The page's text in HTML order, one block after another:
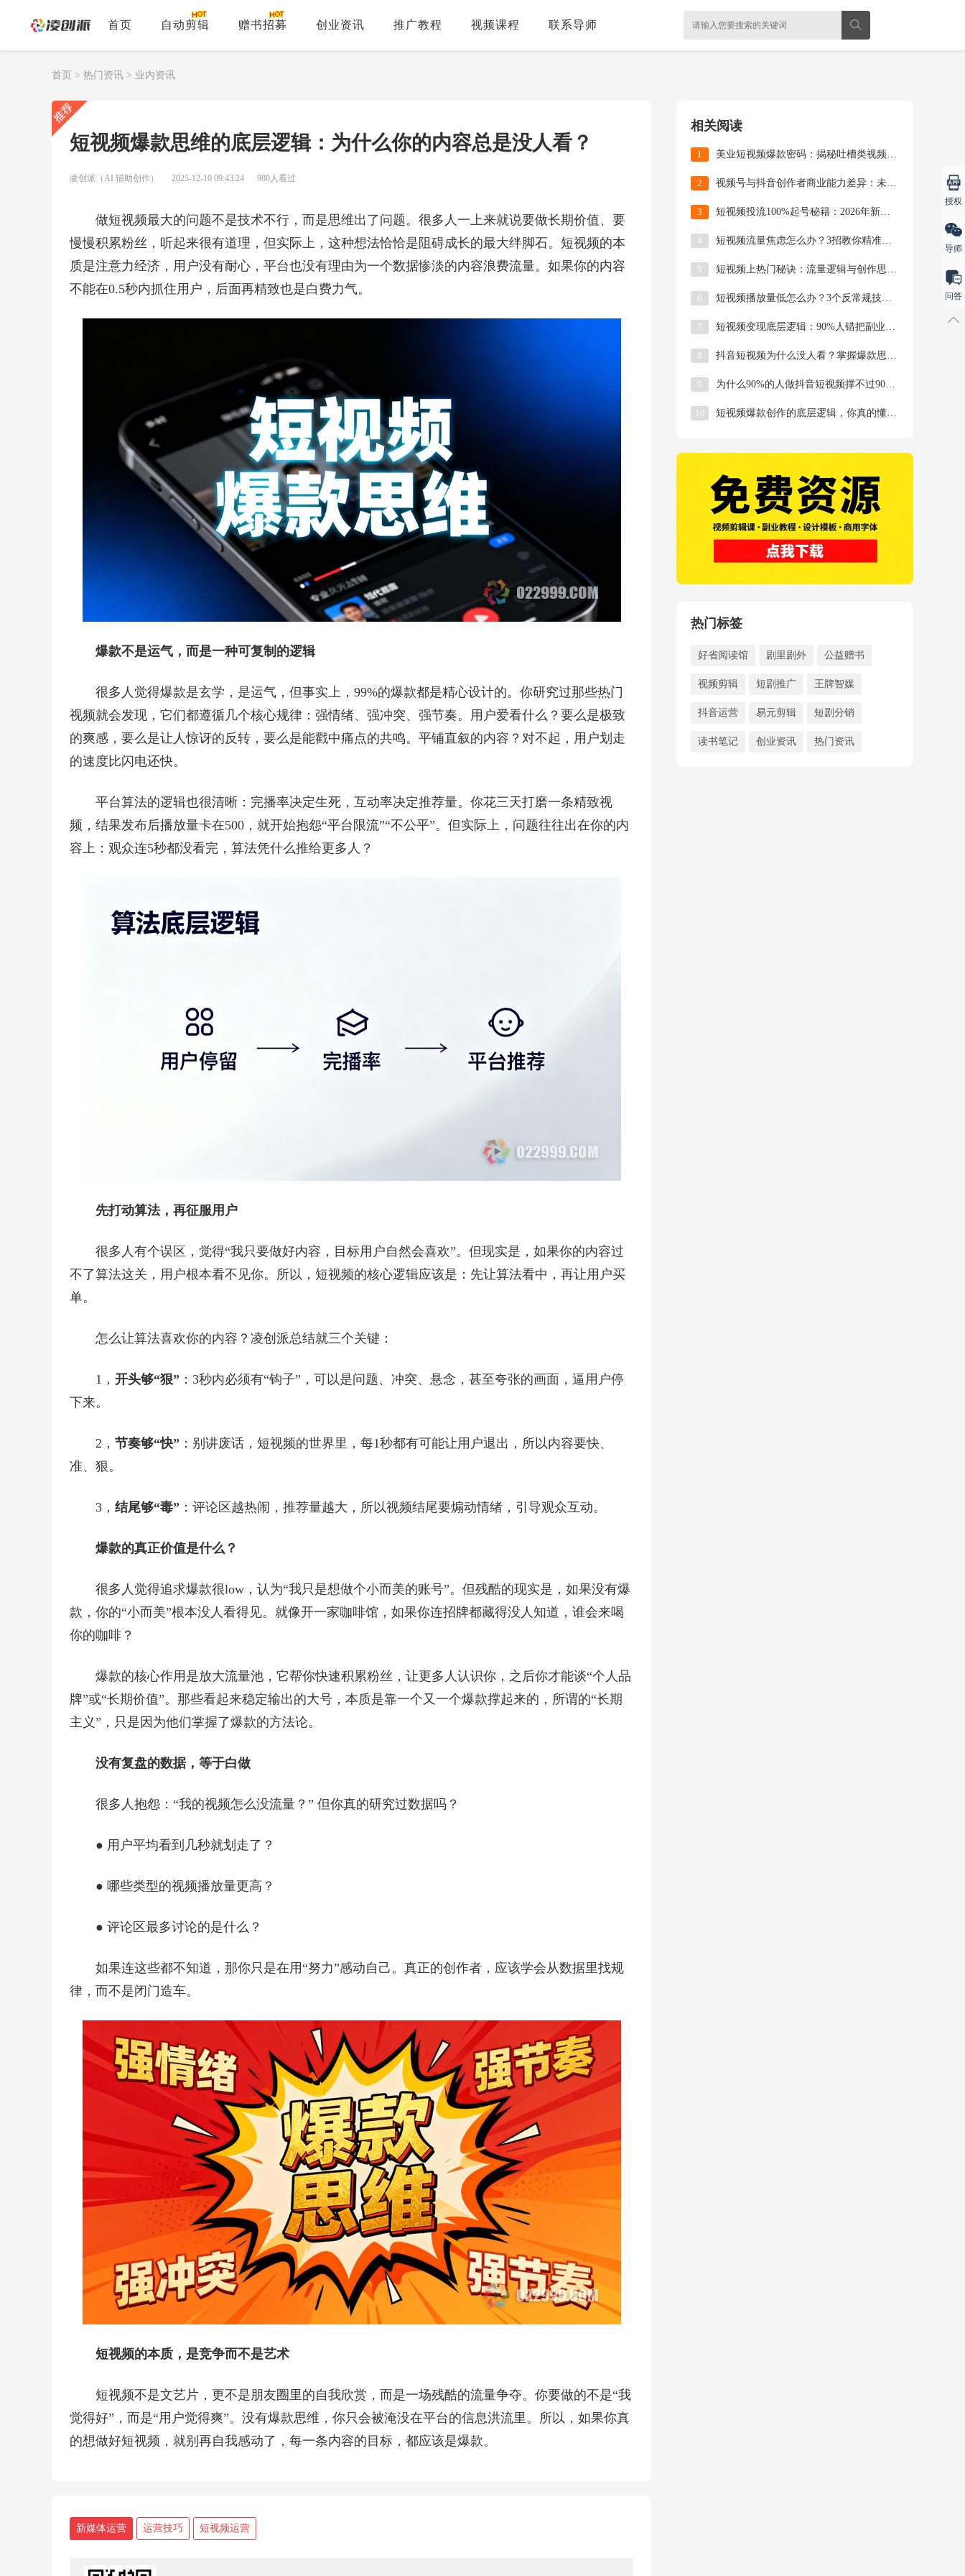
首页 自动剪辑 赠书招募 创业资讯 推广教程 视频课程 联系导师
首页 > 热门资讯 > 业内资讯
短视频爆款思维的底层逻辑：为什么你的内容总是没人看？
凌创派（AI 辅助创作） 2025-12-10 09:43:24 980人看过
做短视频最大的问题不是技术不行，而是思维出了问题。很多人一上来就说要做长期价值、要
慢慢积累粉丝，听起来很有道理，但实际上，这种想法恰恰是阻碍成长的最大绊脚石。短视频的本
质是注意力经济，用户没有耐心，平台也没有理由为一个数据惨淡的内容浪费流量。如果你的内容
不能在0.5秒内抓住用户，后面再精致也是白费力气。
爆款不是运气，而是一种可复制的逻辑
很多人觉得爆款是玄学，是运气，但事实上，99%的爆款都是精心设计的。你研究过那些热门
视频就会发现，它们都遵循几个核心规律：强情绪、强冲突、强节奏。用户爱看什么？要么是极致
的爽感，要么是让人惊讶的反转，要么是能戳中痛点的共鸣。平铺直叙的内容？对不起，用户划走
的速度比闪电还快。
平台算法的逻辑也很清晰：完播率决定生死，互动率决定推荐量。你花三天打磨一条精致视
频，结果发布后播放量卡在500，就开始抱怨“平台限流”“不公平”。但实际上，问题往往出在你的内
容上：观众连5秒都没看完，算法凭什么推给更多人？
先打动算法，再征服用户
很多人有个误区，觉得“我只要做好内容，目标用户自然会喜欢”。但现实是，如果你的内容过
不了算法这关，用户根本看不见你。所以，短视频的核心逻辑应该是：先让算法看中，再让用户买
单。
怎么让算法喜欢你的内容？凌创派总结就三个关键：
1， 开头够“狠” ：3秒内必须有“钩子”，可以是问题、冲突、悬念，甚至夸张的画面，逼用户停
下来。
2， 节奏够“快” ：别讲废话，短视频的世界里，每1秒都有可能让用户退出，所以内容要快、
准、狠。
3， 结尾够“毒” ：评论区越热闹，推荐量越大，所以视频结尾要煽动情绪，引导观众互动。
爆款的真正价值是什么？
很多人觉得追求爆款很low，认为“我只是想做个小而美的账号”。但残酷的现实是，如果没有爆
款，你的“小而美”根本没人看得见。就像开一家咖啡馆，如果你连招牌都藏得没人知道，谁会来喝
你的咖啡？
爆款的核心作用是放大流量池，它帮你快速积累粉丝，让更多人认识你，之后你才能谈“个人品
牌”或“长期价值”。那些看起来稳定输出的大号，本质是靠一个又一个爆款撑起来的，所谓的“长期
主义”，只是因为他们掌握了爆款的方法论。
没有复盘的数据，等于白做
很多人抱怨：“我的视频怎么没流量？” 但你真的研究过数据吗？
● 用户平均看到几秒就划走了？
● 哪些类型的视频播放量更高？
● 评论区最多讨论的是什么？
如果连这些都不知道，那你只是在用“努力”感动自己。真正的创作者，应该学会从数据里找规
律，而不是闭门造车。
短视频的本质，是竞争而不是艺术
短视频不是文艺片，更不是朋友圈里的自我欣赏，而是一场残酷的流量争夺。你要做的不是“我
觉得好”，而是“用户觉得爽”。没有爆款思维，你只会被淹没在平台的信息洪流里。所以，如果你真
的想做好短视频，就别再自我感动了，每一条内容的目标，都应该是爆款。
新媒体运营 运营技巧 短视频运营
相关阅读
1 美业短视频爆款密码：揭秘吐槽类视频3大黄金法则，
2 视频号与抖音创作者商业能力差异：未来机会在哪里？
3 短视频投流100%起号秘籍：2026年新媒体运营
4 短视频流量焦虑怎么办？3招教你精准抓住用户需求，
5 短视频上热门秘诀：流量逻辑与创作思维的终极对决
6 短视频播放量低怎么办？3个反常规技巧帮你快速突破
7 短视频变现底层逻辑：90%人错把副业当艺术
8 抖音短视频为什么没人看？掌握爆款思维的3个关键点
9 为什么90%的人做抖音短视频撑不过90天？真相扎
10 短视频爆款创作的底层逻辑，你真的懂吗？
热门标签
好省阅读馆 剧里剧外 公益赠书
视频剪辑 短剧推广 王牌智媒
抖音运营 易元剪辑 短剧分销
读书笔记 创业资讯 热门资讯
授权
导师
问答